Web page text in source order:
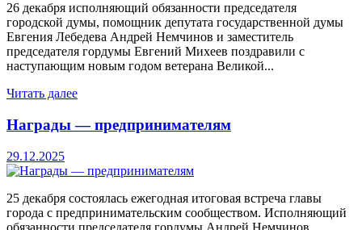
26 декабря исполняющий обязанности председателя
городской думы, помощник депутата государственной думы
Евгения Лебедева Андрей Немчинов и заместитель
председателя гордумы Евгений Михеев поздравили с
наступающим новым годом ветерана Великой...
Читать далее
Награды — предпринимателям
29.12.2025
25 декабря состоялась ежегодная итоговая встреча главы
города с предпринимательским сообществом. Исполняющий
обязанности председателя гордумы Андрей Немчинов